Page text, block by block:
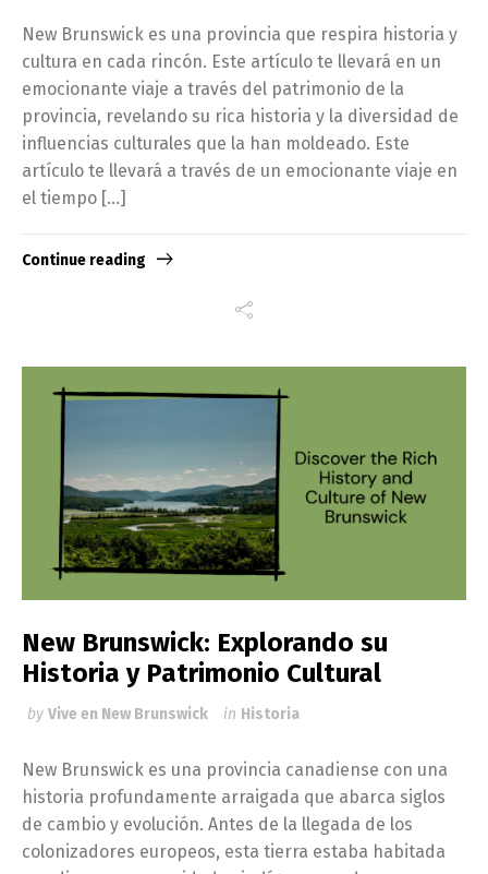
New Brunswick es una provincia que respira historia y
cultura en cada rincón. Este artículo te llevará en un
emocionante viaje a través del patrimonio de la
provincia, revelando su rica historia y la diversidad de
influencias culturales que la han moldeado. Este
artículo te llevará a través de un emocionante viaje en
el tiempo […]
Continue reading
New Brunswick: Explorando su
Historia y Patrimonio Cultural
by Vive en New Brunswick in Historia
New Brunswick es una provincia canadiense con una
historia profundamente arraigada que abarca siglos
de cambio y evolución. Antes de la llegada de los
colonizadores europeos, esta tierra estaba habitada